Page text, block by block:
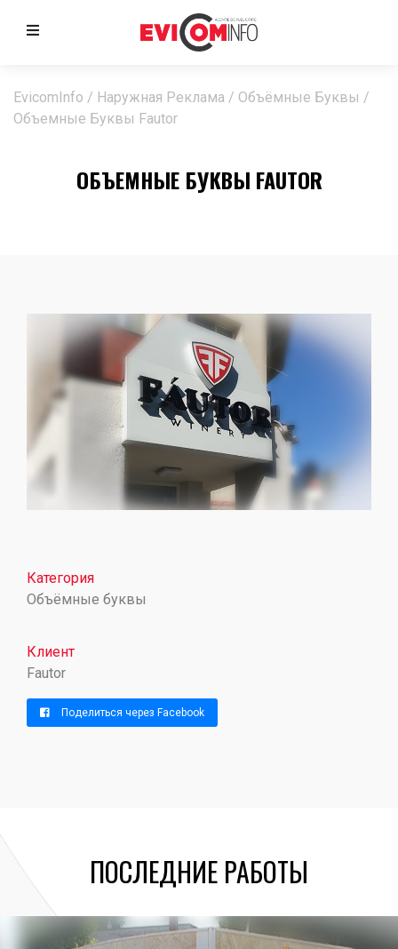
EvicomInfo / Наружная Реклама / Объёмные Буквы /
Объемные Буквы Fautor
ОБЪЕМНЫЕ БУКВЫ FAUTOR
Категория
Объёмные буквы
Клиент
Fautor
Поделиться через Facebook
ПОСЛЕДНИЕ РАБОТЫ